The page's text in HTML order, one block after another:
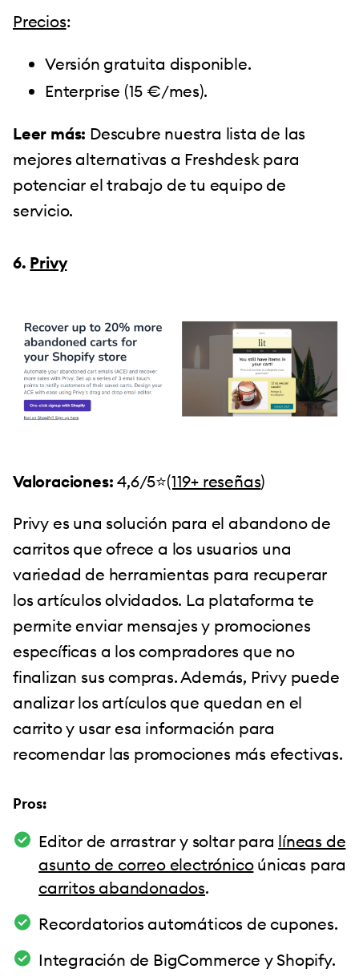
Precios:
Versión gratuita disponible.
Enterprise (15 €/mes).
Leer más: Descubre nuestra lista de las
mejores alternativas a Freshdesk para
potenciar el trabajo de tu equipo de
servicio.
6. Privy
Valoraciones: 4,6/5⭐️(119+ reseñas)
Privy es una solución para el abandono de
carritos que ofrece a los usuarios una
variedad de herramientas para recuperar
los artículos olvidados. La plataforma te
permite enviar mensajes y promociones
específicas a los compradores que no
finalizan sus compras. Además, Privy puede
analizar los artículos que quedan en el
carrito y usar esa información para
recomendar las promociones más efectivas.
Pros:
Editor de arrastrar y soltar para líneas de
asunto de correo electrónicoúnicas para
carritos abandonados.
Recordatorios automáticos de cupones.
Integración de BigCommerce y Shopify.